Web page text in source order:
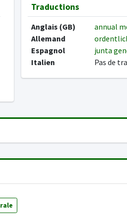
Traductions
Anglais (GB)
annual
Allemand
Espagnol
junta
Italien
Pas de